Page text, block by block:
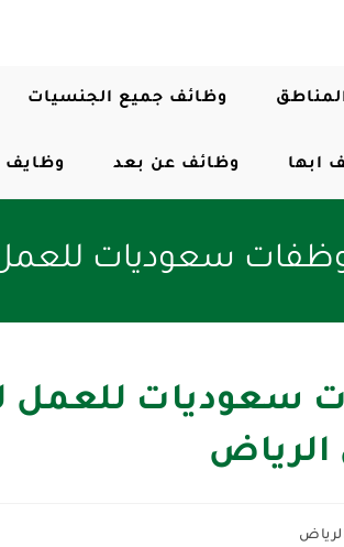
وظائف جميع الجنسيات
ابها وظائف عن بعد وظايف
سعوديات للعمل
سعوديات للعمل
الرياض